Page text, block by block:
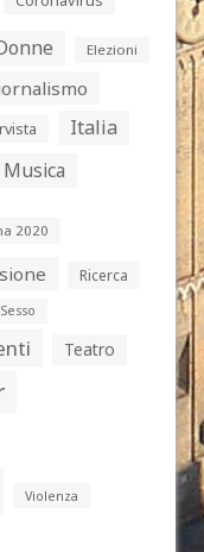
Elezioni
Italia
Musica
2020
Ricerca
Sesso
Teatro
Violenza